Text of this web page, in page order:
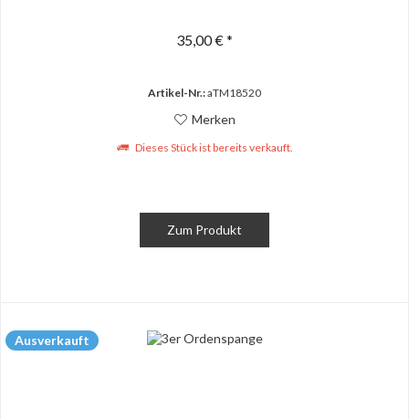
35,00 € *
Artikel-Nr.:aTM18520
Merken
Dieses Stück ist bereits verkauft.
Zum Produkt
Ausverkauft